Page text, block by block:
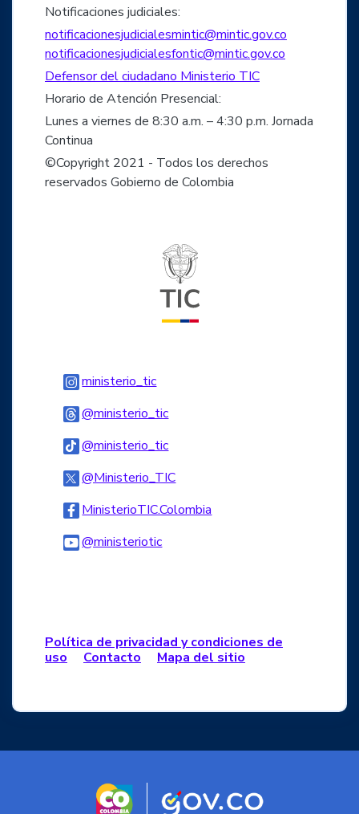
Notificaciones judiciales:
notificacionesjudicialesmintic@mintic.gov.co
notificacionesjudicialesfontic@mintic.gov.co
Defensor del ciudadano Ministerio TIC
Horario de Atención Presencial:
Lunes a viernes de 8:30 a.m. – 4:30 p.m. Jornada
Continua
©Copyright 2021 - Todos los derechos
reservados Gobierno de Colombia
ministerio_ticLogo Instagram
@ministerio_ticLogo Threads
@ministerio_ticLogo Tiktok
@Ministerio_TICLogo Twitter
MinisterioTIC.Colombia
@ministerioticLogo Youtube
Política de privacidad y condiciones de
uso
Contacto Mapa del sitio
Logo marca Colombia